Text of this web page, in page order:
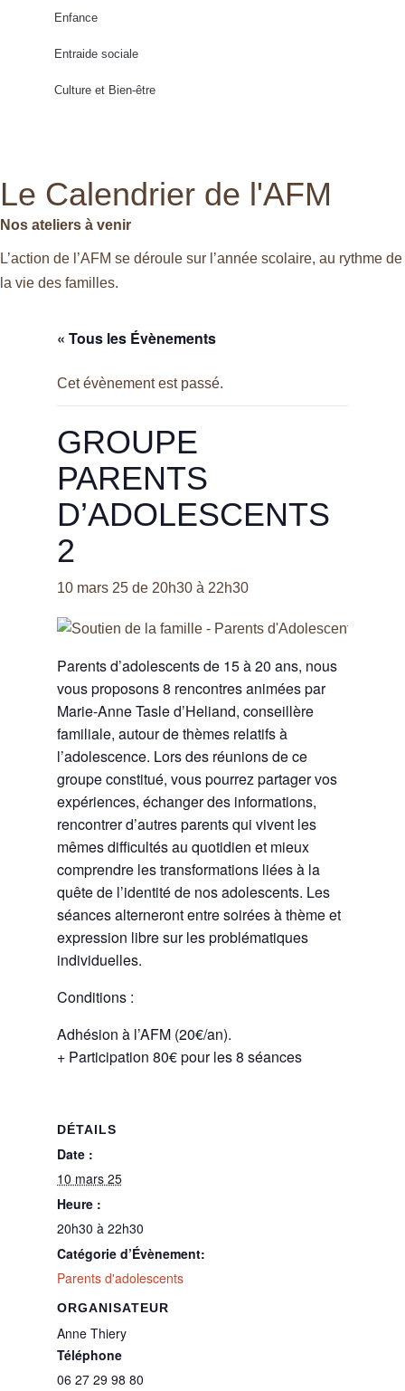
Enfance
Entraide sociale
Culture et Bien-être
Le Calendrier de l'AFM
Nos ateliers à venir
L’action de l’AFM se déroule sur l’année scolaire, au rythme de
la vie des familles.
« Tous les Évènements
Cet évènement est passé.
GROUPE
PARENTS
D’ADOLESCENTS
2
10 mars 25 de 20h30à 22h30
Parents d’adolescents de 15 à 20 ans, nous
vous proposons 8 rencontres animées par
Marie-Anne Tasle d’Heliand, conseillère
familiale, autour de thèmes relatifs à
l’adolescence. Lors des réunions de ce
groupe constitué, vous pourrez partager vos
expériences, échanger des informations,
rencontrer d’autres parents qui vivent les
mêmes difficultés au quotidien et mieux
comprendre les transformations liées à la
quête de l’identité de nos adolescents. Les
séances alterneront entre soirées à thème et
expression libre sur les problématiques
individuelles.
Conditions :
Adhésion à l’AFM (20€/an).
+ Participation 80€ pour les 8 séances
DÉTAILS
Date :
10 mars 25
Heure :
20h30 à 22h30
Catégorie d’Évènement:
Parents d'adolescents
ORGANISATEUR
Anne Thiery
Téléphone
06 27 29 98 80